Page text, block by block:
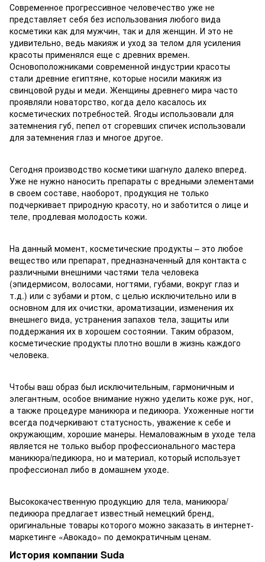
Современное прогрессивное человечество уже не
представляет себя без использования любого вида
косметики как для мужчин, так и для женщин. И это не
удивительно, ведь макияж и уход за телом для усиления
красоты применялся еще с древних времен.
Основоположниками современной индустрии красоты
стали древние египтяне, которые носили макияж из
свинцовой руды и меди. Женщины древнего мира часто
проявляли новаторство, когда дело касалось их
косметических потребностей. Ягоды использовали для
затемнения губ, пепел от сгоревших спичек использовали
для затемнения глаз и многое другое.
Сегодня производство косметики шагнуло далеко вперед.
Уже не нужно наносить препараты с вредными элементами
в своем составе, наоборот, продукция не только
подчеркивает природную красоту, но и заботится о лице и
теле, продлевая молодость кожи.
На данный момент, косметические продукты – это любое
вещество или препарат, предназначенный для контакта с
различными внешними частями тела человека
(эпидермисом, волосами, ногтями, губами, вокруг глаз и
т.д.) или с зубами и ртом, с целью исключительно или в
основном для их очистки, ароматизации, изменения их
внешнего вида, устранения запахов тела, защиты или
поддержания их в хорошем состоянии. Таким образом,
косметические продукты плотно вошли в жизнь каждого
человека.
Чтобы ваш образ был исключительным, гармоничным и
элегантным, особое внимание нужно уделить коже рук, ног,
а также процедуре маникюра и педикюра. Ухоженные ногти
всегда подчеркивают статусность, уважение к себе и
окружающим, хорошие манеры. Немаловажным в уходе тела
является не только выбор профессионального мастера
маникюра/педикюра, но и материал, который использует
профессионал либо в домашнем уходе.
Высококачественную продукцию для тела, маникюра/
педикюра предлагает известный немецкий бренд,
оригинальные товары которого можно заказать в интернет-
маркетинге «Авокадо» по демократичным ценам.
История компании Suda